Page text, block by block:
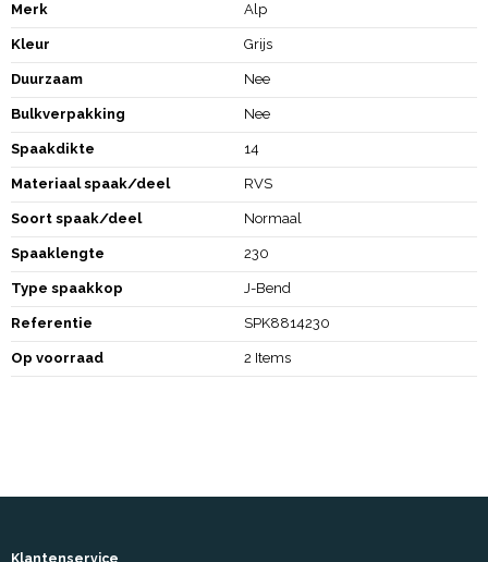
Merk Alp
Kleur Grijs
Duurzaam Nee
Bulkverpakking Nee
Spaakdikte 14
Materiaal spaak/deel RVS
Soort spaak/deel Normaal
Spaaklengte 230
Type spaakkop J-Bend
Referentie SPK8814230
Op voorraad 2 Items
Klantenservice